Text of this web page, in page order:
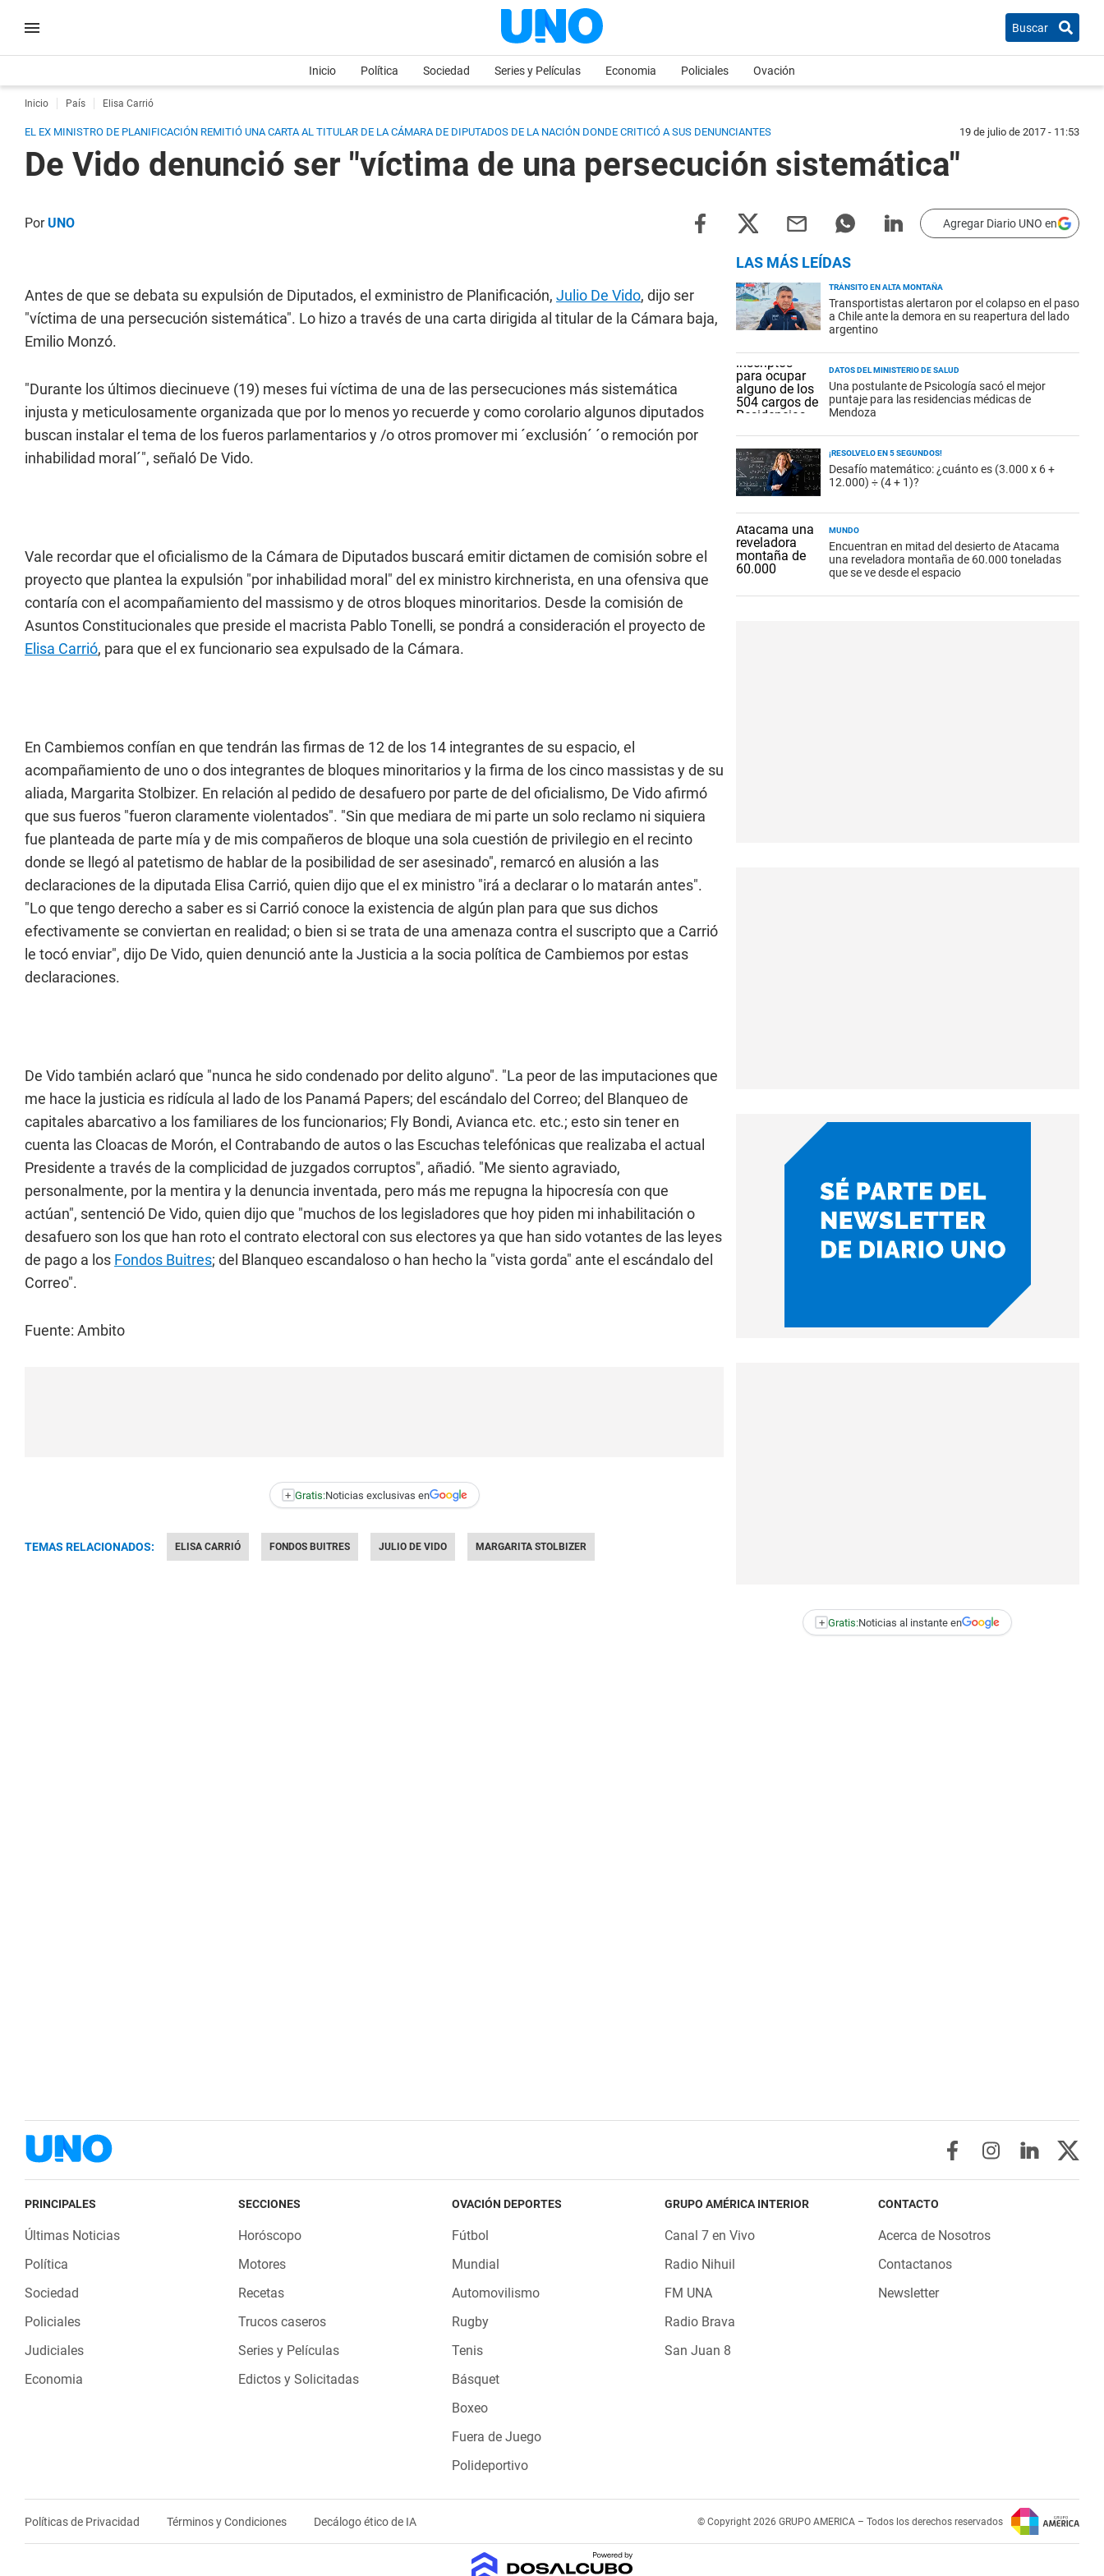
Buscar
Inicio Política Sociedad Series y Películas Economia Policiales Ovación
Inicio País Elisa Carrió
EL EX MINISTRO DE PLANIFICACIÓN REMITIÓ UNA CARTA AL TITULAR DE LA CÁMARA DE DIPUTADOS DE LA NACIÓN DONDE CRITICÓ A SUS DENUNCIANTES 19 de julio de 2017 - 11:53
De Vido denunció ser "víctima de una persecución sistemática"
PorUNO Agregar Diario UNO en
Antes de que se debata su expulsión de Diputados, el exministro de Planificación, Julio De Vido, dijo ser
"víctima de una persecución sistemática". Lo hizo a través de una carta dirigida al titular de la Cámara baja,
Emilio Monzó.
"Durante los últimos diecinueve (19) meses fui víctima de una de las persecuciones más sistemática
injusta y meticulosamente organizada que por lo menos yo recuerde y como corolario algunos diputados
buscan instalar el tema de los fueros parlamentarios y /o otros promover mi ´exclusión´ ´o remoción por
inhabilidad moral´", señaló De Vido.
Vale recordar que el oficialismo de la Cámara de Diputados buscará emitir dictamen de comisión sobre el
proyecto que plantea la expulsión "por inhabilidad moral" del ex ministro kirchnerista, en una ofensiva que
contaría con el acompañamiento del massismo y de otros bloques minoritarios. Desde la comisión de
Asuntos Constitucionales que preside el macrista Pablo Tonelli, se pondrá a consideración el proyecto de
Elisa Carrió, para que el ex funcionario sea expulsado de la Cámara.
En Cambiemos confían en que tendrán las firmas de 12 de los 14 integrantes de su espacio, el
acompañamiento de uno o dos integrantes de bloques minoritarios y la firma de los cinco massistas y de su
aliada, Margarita Stolbizer. En relación al pedido de desafuero por parte de del oficialismo, De Vido afirmó
que sus fueros "fueron claramente violentados". "Sin que mediara de mi parte un solo reclamo ni siquiera
fue planteada de parte mía y de mis compañeros de bloque una sola cuestión de privilegio en el recinto
donde se llegó al patetismo de hablar de la posibilidad de ser asesinado", remarcó en alusión a las
declaraciones de la diputada Elisa Carrió, quien dijo que el ex ministro "irá a declarar o lo matarán antes".
"Lo que tengo derecho a saber es si Carrió conoce la existencia de algún plan para que sus dichos
efectivamente se conviertan en realidad; o bien si se trata de una amenaza contra el suscripto que a Carrió
le tocó enviar", dijo De Vido, quien denunció ante la Justicia a la socia política de Cambiemos por estas
declaraciones.
De Vido también aclaró que "nunca he sido condenado por delito alguno". "La peor de las imputaciones que
me hace la justicia es ridícula al lado de los Panamá Papers; del escándalo del Correo; del Blanqueo de
capitales abarcativo a los familiares de los funcionarios; Fly Bondi, Avianca etc. etc.; esto sin tener en
cuenta las Cloacas de Morón, el Contrabando de autos o las Escuchas telefónicas que realizaba el actual
Presidente a través de la complicidad de juzgados corruptos", añadió. "Me siento agraviado,
personalmente, por la mentira y la denuncia inventada, pero más me repugna la hipocresía con que
actúan", sentenció De Vido, quien dijo que "muchos de los legisladores que hoy piden mi inhabilitación o
desafuero son los que han roto el contrato electoral con sus electores ya que han sido votantes de las leyes
de pago a los Fondos Buitres; del Blanqueo escandaloso o han hecho la "vista gorda" ante el escándalo del
Correo".
Fuente: Ambito
+ Gratis:Noticias exclusivas en
TEMAS RELACIONADOS: ELISA CARRIÓ FONDOS BUITRES JULIO DE VIDO MARGARITA STOLBIZER
LAS MÁS LEÍDAS
TRÁNSITO EN ALTA MONTAÑA
Transportistas alertaron por el colapso en el paso
a Chile ante la demora en su reapertura del lado
argentino
DATOS DEL MINISTERIO DE SALUD
Una postulante de Psicología sacó el mejor
puntaje para las residencias médicas de
Mendoza
¡RESOLVELO EN 5 SEGUNDOS!
Desafío matemático: ¿cuánto es (3.000 x 6 +
12.000) ÷ (4 + 1)?
MUNDO
Encuentran en mitad del desierto de Atacama
una reveladora montaña de 60.000 toneladas
que se ve desde el espacio
+ Gratis:Noticias al instante en
PRINCIPALES
Últimas Noticias
Política
Sociedad
Policiales
Judiciales
Economia
SECCIONES
Horóscopo
Motores
Recetas
Trucos caseros
Series y Películas
Edictos y Solicitadas
OVACIÓN DEPORTES
Fútbol
Mundial
Automovilismo
Rugby
Tenis
Básquet
Boxeo
Fuera de Juego
Polideportivo
GRUPO AMÉRICA INTERIOR
Canal 7 en Vivo
Radio Nihuil
FM UNA
Radio Brava
San Juan 8
CONTACTO
Acerca de Nosotros
Contactanos
Newsletter
Políticas de Privacidad Términos y Condiciones Decálogo ético de IA © Copyright 2026 GRUPO AMERICA – Todos los derechos reservados